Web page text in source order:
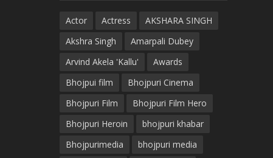
Actor Actress
AKSHARA SINGH
Akshra Singh
Amarpali Dubey
Arvind Akela 'Kallu'
Awards
Bhojpui film
Bhojpuri Cinema
Bhojpuri Film
Bhojpuri Film Hero
Bhojpuri Heroin
bhojpuri khabar
Bhojpurimedia
bhojpuri media